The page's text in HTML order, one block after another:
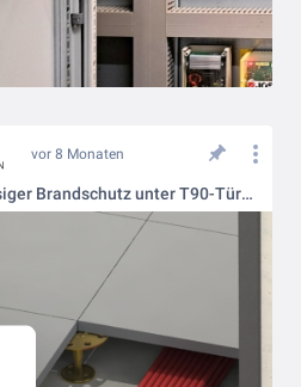
vor 8 Monaten
Zuverlässiger Brandschutz unter T90-Türen: So geht’s mit der UFK Kabelbox von Wichmann